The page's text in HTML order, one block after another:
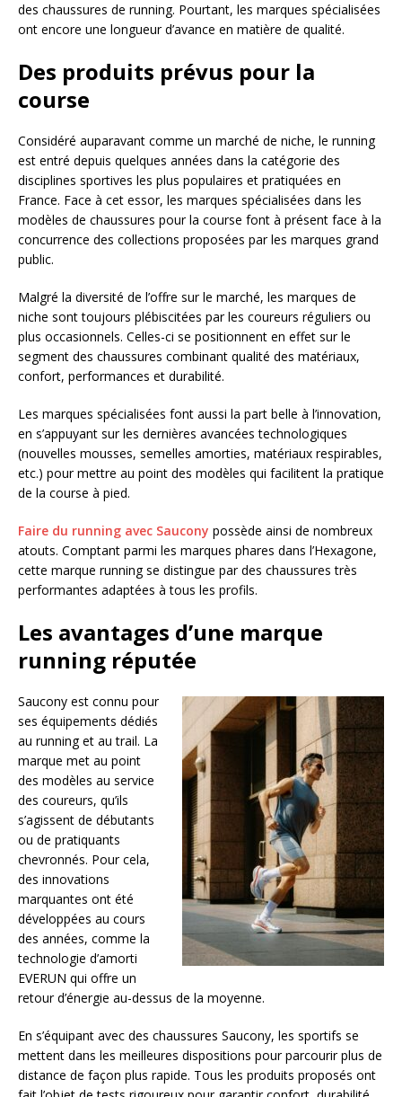
des chaussures de running. Pourtant, les marques spécialisées
ont encore une longueur d’avance en matière de qualité.
Des produits prévus pour la
course
Considéré auparavant comme un marché de niche, le running
est entré depuis quelques années dans la catégorie des
disciplines sportives les plus populaires et pratiquées en
France. Face à cet essor, les marques spécialisées dans les
modèles de chaussures pour la course font à présent face à la
concurrence des collections proposées par les marques grand
public.
Malgré la diversité de l’offre sur le marché, les marques de
niche sont toujours plébiscitées par les coureurs réguliers ou
plus occasionnels. Celles-ci se positionnent en effet sur le
segment des chaussures combinant qualité des matériaux,
confort, performances et durabilité.
Les marques spécialisées font aussi la part belle à l’innovation,
en s’appuyant sur les dernières avancées technologiques
(nouvelles mousses, semelles amorties, matériaux respirables,
etc.) pour mettre au point des modèles qui facilitent la pratique
de la course à pied.
Faire du running avec Saucony possède ainsi de nombreux
atouts. Comptant parmi les marques phares dans l’Hexagone,
cette marque running se distingue par des chaussures très
performantes adaptées à tous les profils.
Les avantages d’une marque
running réputée
Saucony est connu pour
ses équipements dédiés
au running et au trail. La
marque met au point
des modèles au service
des coureurs, qu’ils
s’agissent de débutants
ou de pratiquants
chevronnés. Pour cela,
des innovations
marquantes ont été
développées au cours
des années, comme la
technologie d’amorti
EVERUN qui offre un
retour d’énergie au-dessus de la moyenne.
En s’équipant avec des chaussures Saucony, les sportifs se
mettent dans les meilleures dispositions pour parcourir plus de
distance de façon plus rapide. Tous les produits proposés ont